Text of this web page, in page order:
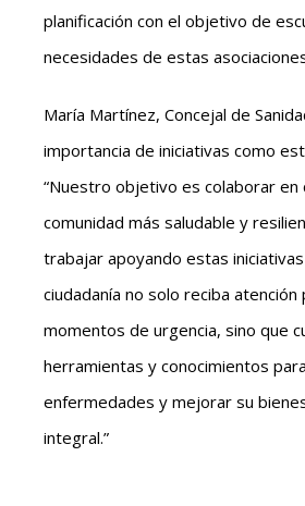
planificación con el objetivo de
necesidades de estas
María Martínez, Concejal de
importancia de iniciativas como
“Nuestro objetivo es colaborar en
comunidad más saludable y
trabajar apoyando estas
ciudadanía no solo reciba atención
momentos de urgencia, sino que
herramientas y conocimientos
enfermedades y mejorar su
integral.”